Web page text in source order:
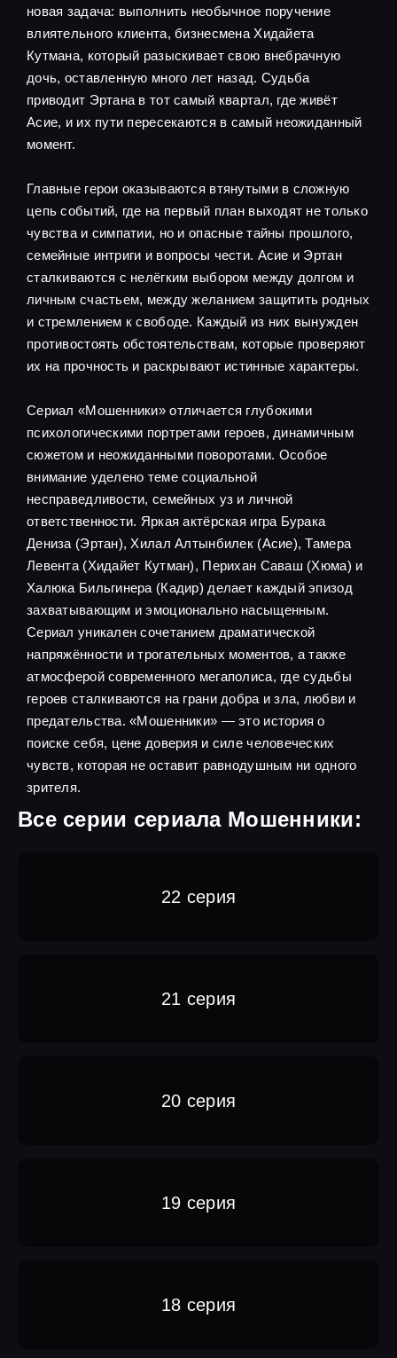
новая задача: выполнить необычное поручение
влиятельного клиента, бизнесмена Хидайета
Кутмана, который разыскивает свою внебрачную
дочь, оставленную много лет назад. Судьба
приводит Эртана в тот самый квартал, где живёт
Асие, и их пути пересекаются в самый неожиданный
момент.
Главные герои оказываются втянутыми в сложную
цепь событий, где на первый план выходят не только
чувства и симпатии, но и опасные тайны прошлого,
семейные интриги и вопросы чести. Асие и Эртан
сталкиваются с нелёгким выбором между долгом и
личным счастьем, между желанием защитить родных
и стремлением к свободе. Каждый из них вынужден
противостоять обстоятельствам, которые проверяют
их на прочность и раскрывают истинные характеры.
Сериал «Мошенники» отличается глубокими
психологическими портретами героев, динамичным
сюжетом и неожиданными поворотами. Особое
внимание уделено теме социальной
несправедливости, семейных уз и личной
ответственности. Яркая актёрская игра Бурака
Дениза (Эртан), Хилал Алтынбилек (Асие), Тамера
Левента (Хидайет Кутман), Перихан Саваш (Хюма) и
Халюка Бильгинера (Кадир) делает каждый эпизод
захватывающим и эмоционально насыщенным.
Сериал уникален сочетанием драматической
напряжённости и трогательных моментов, а также
атмосферой современного мегаполиса, где судьбы
героев сталкиваются на грани добра и зла, любви и
предательства. «Мошенники» — это история о
поиске себя, цене доверия и силе человеческих
чувств, которая не оставит равнодушным ни одного
зрителя.
Все серии сериала Мошенники:
22 серия
21 серия
20 серия
19 серия
18 серия